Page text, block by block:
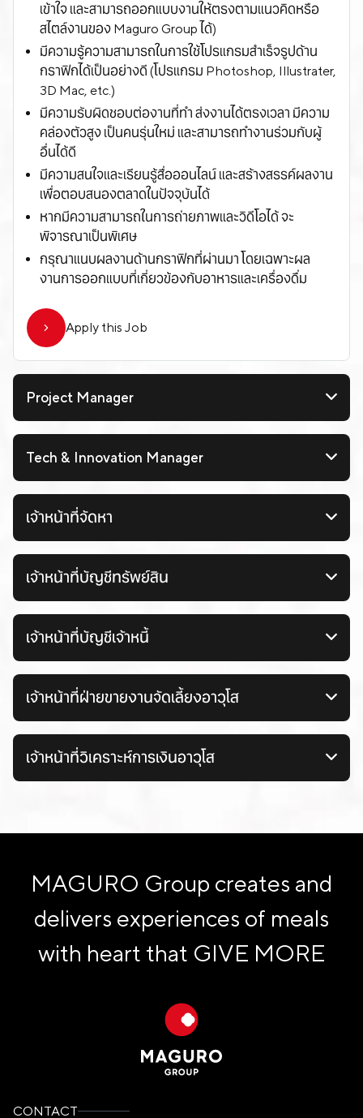
เข้าใจ และสามารถออกแบบงานให้ตรงตามแนวคิดหรือ
สไตล์งานของ Maguro Group ได้)
มีความรู้ความสามารถในการใช้โปรแกรมสำเร็จรูปด้าน
กราฟิกได้เป็นอย่างดี (โปรแกรม Photoshop, Illustrater,
3D Mac, etc.)
มีความรับผิดชอบต่องานที่ทำ ส่งงานได้ตรงเวลา มีความ
คล่องตัวสูง เป็นคนรุ่นใหม่ และสามารถทำงานร่วมกับผู้
อื่นได้ดี
มีความสนใจและเรียนรู้สื่อออนไลน์ และสร้างสรรค์ผลงาน
เพื่อตอบสนองตลาดในปัจจุบันได้
หากมีความสามารถในการถ่ายภาพและวิดีโอได้ จะ
พิจารณาเป็นพิเศษ
กรุณาแนบผลงานด้านกราฟิกที่ผ่านมา โดยเฉพาะผล
งานการออกแบบที่เกี่ยวข้องกับอาหารและเครื่องดื่ม
Apply this Job
Project Manager
Tech & Innovation Manager
เจ้าหน้าที่จัดหา
เจ้าหน้าที่บัญชีทรัพย์สิน
เจ้าหน้าที่บัญชีเจ้าหนี้
เจ้าหน้าที่ฝ่ายขายงานจัดเลี้ยงอาวุโส
เจ้าหน้าที่วิเคราะห์การเงินอาวุโส
MAGURO Group creates and
delivers experiences of meals
with heart that GIVE MORE
CONTACT